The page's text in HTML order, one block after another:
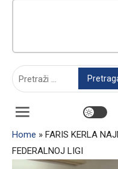
Home » FARIS KERLA
FEDERALNOJ LIGI